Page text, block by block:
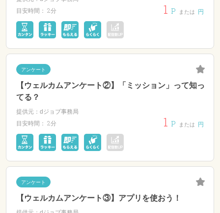
目安時間： 2分 1 P または 円
アンケート
【ウェルカムアンケート②】「ミッション」って知っ
てる？
提供元：dジョブ事務局
目安時間： 2分 1 P または 円
アンケート
【ウェルカムアンケート③】アプリを使おう！